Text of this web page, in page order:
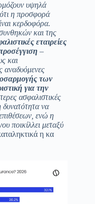
υψηλά
η προσφορά
κερδοφόρα.
και της
εταιρείες
–
και
αναδυόμενες
των
για την
ασφαλιστικές
δυνατότητα να
ενώ η
ποικίλλει μεταξύ
η κα